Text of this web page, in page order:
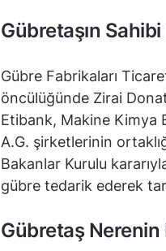
Gübretaşın
Gübre Fabrikaları
öncülüğünde Zirai
Etibank, Makine Kimya
A.G. şirketlerinin
Bakanlar Kurulu
gübre tedarik ederek
Gübretaş Nerenin